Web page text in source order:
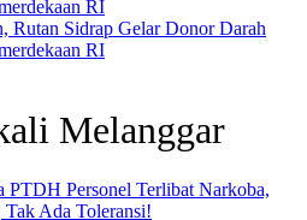
Rutan Sidrap Gelar Donor Darah
RI
Melanggar